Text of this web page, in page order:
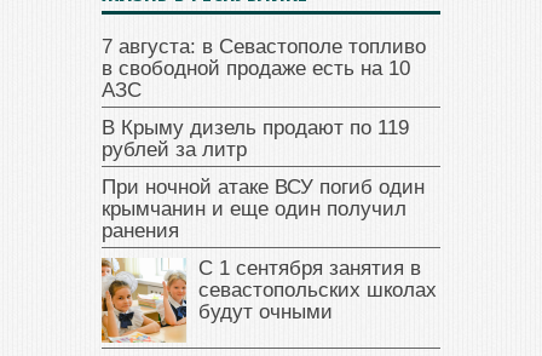
7 августа: в Севастополе топливо
в свободной продаже есть на 10
АЗС
В Крыму дизель продают по 119
рублей за литр
При ночной атаке ВСУ погиб один
крымчанин и еще один получил
ранения
С 1 сентября занятия в
севастопольских школах
будут очными